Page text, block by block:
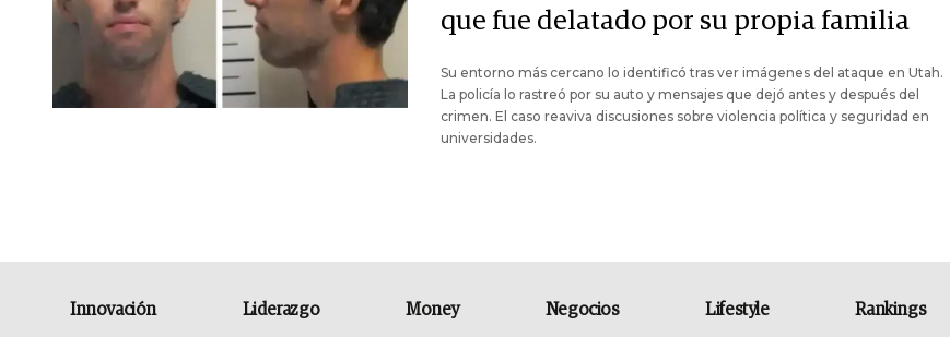
que fue delatado por su propia familia
Su entorno más cercano lo identificó tras ver imágenes del ataque en Utah.
La policía lo rastreó por su auto y mensajes que dejó antes y después del
crimen. El caso reaviva discusiones sobre violencia política y seguridad en
universidades.
Innovación Liderazgo Money Negocios Lifestyle Rankings